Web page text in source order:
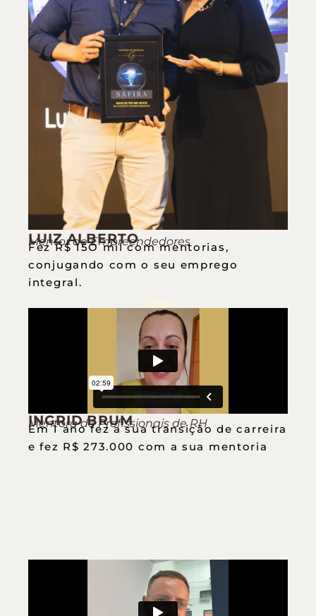
LUIZ ALBERTO
Mentor de Empreendedores
Fez R$ 15O mil com mentorias,
conjugando com o seu emprego
integral.
INGRID BRUM
Mentora de Profissionais de RH
Em 1 ano fez a sua transição de carreira
e fez R$ 273.000 com a sua mentoria